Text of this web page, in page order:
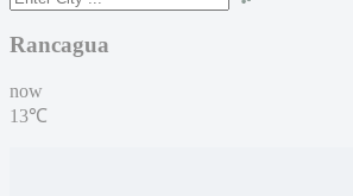
Rancagua
now
13℃